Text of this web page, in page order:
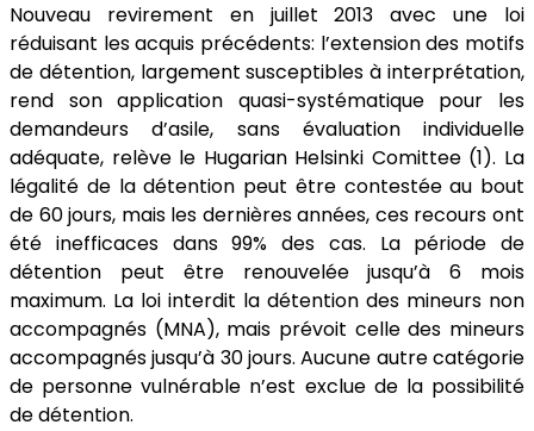
Nouveau revirement en juillet 2013 avec une loi
réduisant les acquis précédents: l’extension des motifs
de détention, largement susceptibles à interprétation,
rend son application quasi-systématique pour les
demandeurs d’asile, sans évaluation individuelle
adéquate, relève le Hugarian Helsinki Comittee (1). La
légalité de la détention peut être contestée au bout
de 60 jours, mais les dernières années, ces recours ont
été inefficaces dans 99% des cas. La période de
détention peut être renouvelée jusqu’à 6 mois
maximum. La loi interdit la détention des mineurs non
accompagnés (MNA), mais prévoit celle des mineurs
accompagnés jusqu’à 30 jours. Aucune autre catégorie
de personne vulnérable n’est exclue de la possibilité
de détention.